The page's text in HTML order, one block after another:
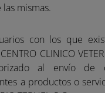
las mismas.
con los que
CLINICO
al envío de
a productos o